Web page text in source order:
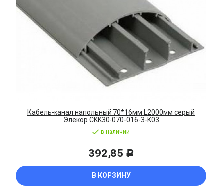
Кабель-канал напольный 70*16мм L2000мм серый
Элекор CKK30-070-016-3-K03
в наличии
392,85 Р
В КОРЗИНУ